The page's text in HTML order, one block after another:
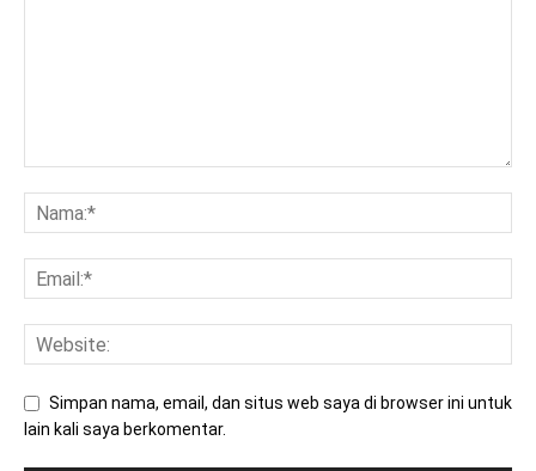
Simpan nama, email, dan situs web saya di browser ini untuk
lain kali saya berkomentar.